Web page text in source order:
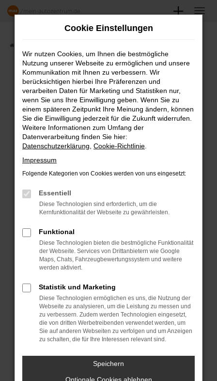
Zum
FAHRZEUGSHOWROOM
Fehler: Network Error
Beim Laden ist ein Fehler aufgetreten.
Hier sind ein paar Tipps, die dir helfen können:
Überprüfe deine Firewall und deine
Laden andere Webseiten, zum Beispiel
deine Suchmaschine?
Manche Erweiterungen, wie Werbeblocker,
können das Laden bestimmter Seiten
verhindern. Funktioniert die Seite in einem
anderen Browser oder in einem privaten
Starte dein Gerät neu.
Das kann manchmal helfen,
vorübergehende Probleme zu beheben.
Stelle sicher, dass dein Browser und dein
Betriebssystem auf dem neuesten Stand
sind.
Veraltete Software birgt nicht nur ein
Cookie Einstellungen
Wir nutzen Cookies, um Ihnen die bestmögliche
Nutzung unserer Webseite zu ermöglichen und unsere
Kommunikation mit Ihnen zu verbessern. Wir
berücksichtigen hierbei Ihre Präferenzen und
verarbeiten Daten für Marketing und Statistiken nur,
wenn Sie uns Ihre Einwilligung geben. Wenn Sie zu
einem späteren Zeitpunkt Ihre Meinung ändern, können
Sie die Einwilligung jederzeit für die Zukunft widerrufen.
Weitere Informationen zum Umfang der
Datenverarbeitung finden Sie hier:
Datenschutzerklärung Cookie-Richtlinie
Impressum
Folgende Kategorien von Cookies werden von uns eingesetzt:
Essentiell
Diese Technologien sind erforderlich, um die
Kernfunktionalität der Webseite zu gewährleisten.
Funktional
Diese Technologien bieten die bestmögliche Funktionalität
der Webseite. Services von Drittanbietern wie Google
Maps, Chats, Fahrzeugbewertungssystem und weitere
werden aktiviert.
Statistik und Marketing
Diese Technologien ermöglichen es uns, die Nutzung der
Webseite zu analysieren, um die Leistung zu messen und
zu verbessern. Zudem werden Technologien eingesetzt,
die von dritten Werbetreibenden verwendet werden, um
Sie auf anderen Webseiten zu verfolgen und um Anzeigen
zu schalten, die für Ihre Interessen relevant sind.
Speichern